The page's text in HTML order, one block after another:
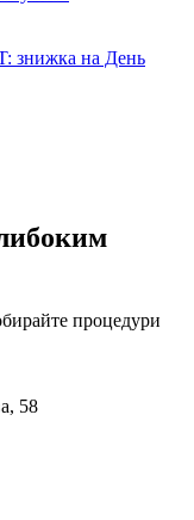
знижка на День
процедури
58